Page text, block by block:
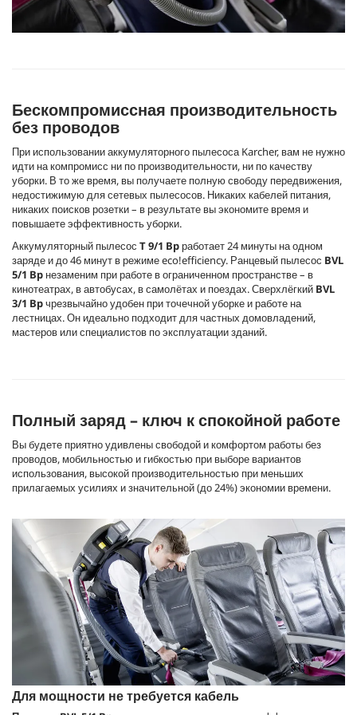
Бескомпромиссная производительность
без проводов
При использовании аккумуляторного пылесоса Karcher, вам не нужно
идти на компромисс ни по производительности, ни по качеству
уборки. В то же время, вы получаете полную свободу передвижения,
недостижимую для сетевых пылесосов. Никаких кабелей питания,
никаких поисков розетки – в результате вы экономите время и
повышаете эффективность уборки.
Аккумуляторный пылесос T 9/1 Bpработает 24 минуты на одном
заряде и до 46 минут в режимеeco!efficiency. Ранцевый пылесос BVL
5/1 Bp незаменим при работе в ограниченном пространстве – в
кинотеатрах, в автобусах, в самолётах и поездах. Сверхлёгкий BVL
3/1 Bpчрезвычайно удобен при точечной уборке и работе на
лестницах. Он идеально подходит для частных домовладений,
мастеров или специалистов по эксплуатации зданий.
Полный заряд – ключ к спокойной работе
Вы будете приятно удивлены свободой и комфортом работы без
проводов, мобильностью и гибкостью при выборе вариантов
использования, высокой производительностью при меньших
прилагаемых усилиях и значительной (до 24%) экономии времени.
Для мощности не требуется кабель